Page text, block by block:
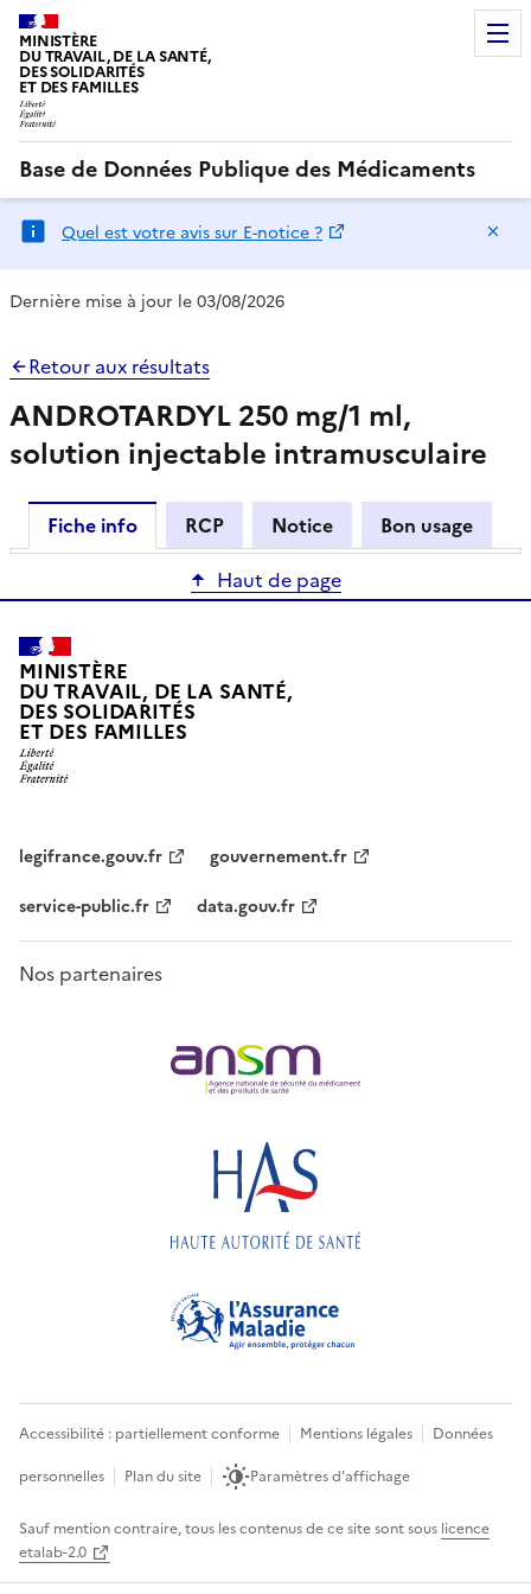
MINISTÈRE
DU TRAVAIL, DE LA SANTÉ,
DES SOLIDARITÉS
ET DES FAMILLES
Base de Données Publique des Médicaments
Quel est votre avis sur E-notice ?
Dernière mise à jour le 03/08/2026
Retour aux résultats
ANDROTARDYL 250 mg/1 ml,
solution injectable intramusculaire
Fiche info RCP Notice
Bon usage
Haut de page
MINISTÈRE
DU TRAVAIL, DE LA SANTÉ,
DES SOLIDARITÉS
ET DES FAMILLES
legifrance.gouv.fr
gouvernement.fr
service-public.fr
data.gouv.fr
Nos partenaires
Accessibilité : partiellement conforme Mentions légales
Données
personnelles
Plan du site Paramètres d'affichage
Sauf mention contraire, tous les contenus de ce site sont sous licence
etalab-2.0